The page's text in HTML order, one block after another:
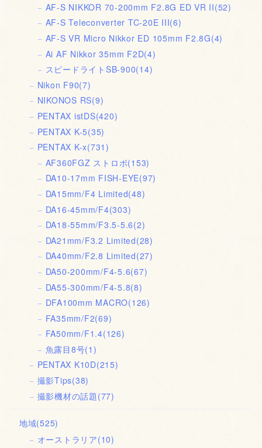
AF-S NIKKOR 70-200mm F2.8G ED VR II(52)
AF-S Teleconverter TC-20E III(6)
AF-S VR Micro Nikkor ED 105mm F2.8G(4)
Ai AF Nikkor 35mm F2D(4)
スピードライトSB-900(14)
Nikon F90(7)
NIKONOS RS(9)
PENTAX istDS(420)
PENTAX K-5(35)
PENTAX K-x(731)
AF360FGZ ストロボ(153)
DA10-17mm FISH-EYE(97)
DA15mm/F4 Limited(48)
DA16-45mm/F4(303)
DA18-55mm/F3.5-5.6(2)
DA21mm/F3.2 Limited(28)
DA40mm/F2.8 Limited(27)
DA50-200mm/F4-5.6(67)
DA55-300mm/F4-5.8(8)
DFA100mm MACRO(126)
FA35mm/F2(69)
FA50mm/F1.4(126)
魚露目8号(1)
PENTAX K10D(215)
撮影Tips(38)
撮影機材の話題 (77)
地域(525)
オーストラリア(10)